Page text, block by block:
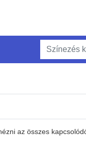
az összes